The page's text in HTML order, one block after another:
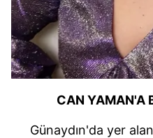
CAN YAMAN'A
Günaydın'da yer